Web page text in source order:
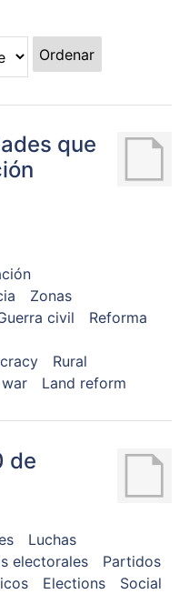
Ordenar
que
Zonas
civil
Reforma
Rural
Land reform
de
Luchas
electorales
Partidos
Elections
Social